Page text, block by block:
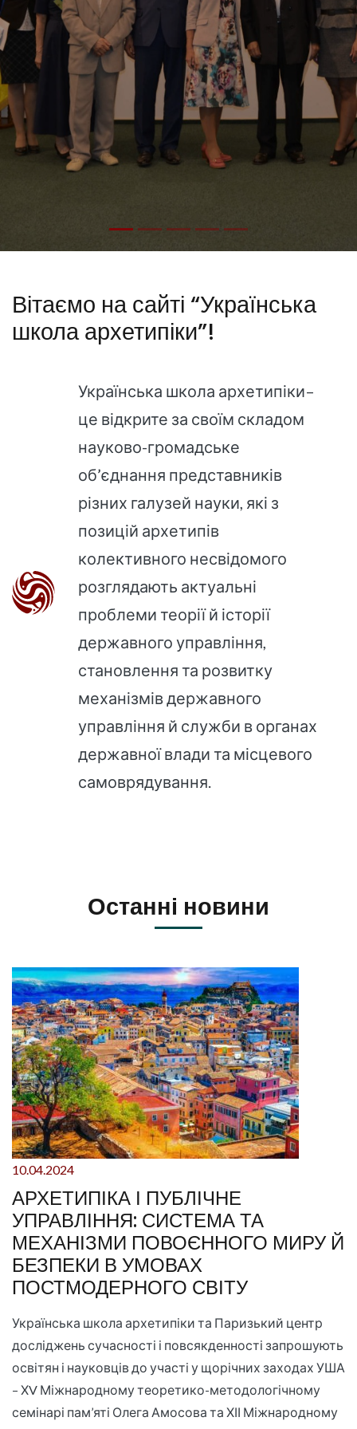
Вітаємо на сайті “Українська
школа архетипіки”!
Українська школа архетипіки–
це відкрите за своїм складом
науково-громадське
об’єднання представників
різних галузей науки, які з
позицій архетипів
колективного несвідомого
розглядають актуальні
проблеми теорії й історії
державного управління,
становлення та розвитку
механізмів державного
управління й служби в органах
державної влади та місцевого
самоврядування.
Останні новини
10.04.2024
АРХЕТИПІКА І ПУБЛІЧНЕ
УПРАВЛІННЯ: СИСТЕМА ТА
МЕХАНІЗМИ ПОВОЄННОГО МИРУ Й
БЕЗПЕКИ В УМОВАХ
ПОСТМОДЕРНОГО СВІТУ
Українська школа архетипіки та Паризький центр
досліджень сучасності і повсякденності запрошують
освітян і науковців до участі у щорічних заходах УША
– ХV Міжнародному теоретико-методологічному
семінарі пам’яті Олега Амосова та ХІІ Міжнародному